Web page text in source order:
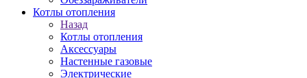
Котлы отопления
Назад
Котлы отопления
Аксессуары
Настенные газовые
Электрические